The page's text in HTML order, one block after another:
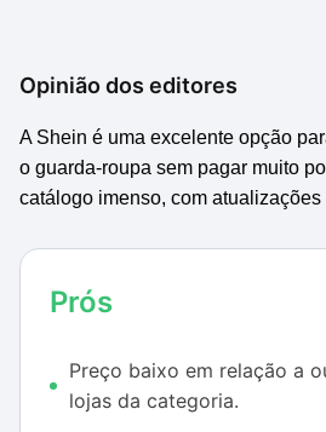
Opinião dos editores
A Shein é uma excelente opção
o guarda-roupa sem pagar muito
catálogo imenso, com
segmento. Além disso, na compra
frete sai grátis.
Prós
Preço baixo em relação a
lojas da categoria.